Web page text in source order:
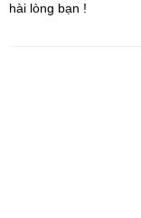
hài lòng bạn !